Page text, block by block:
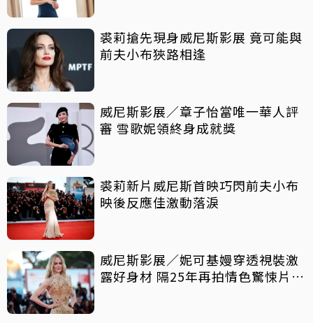
裘莉搶先現身威尼斯影展 竟可能與
前夫小布狹路相逢
威尼斯影展／章子怡當唯一華人評
審 雪歌妮領終身成就獎
裘莉新片威尼斯首映巧閃前夫小布
映後反應佳激動落淚
威尼斯影展／妮可基嫚穿透視裝激
露好身材 隔25年再拍情色驚悚片原